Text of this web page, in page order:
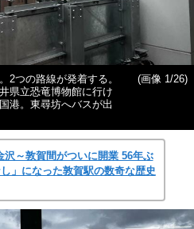
2つの路線が発着する。
県立恐竜博物館に行け
港。東尋坊へバスが出
(画像 1/26)
沢～敦賀間がついに開業 56年ぶ
」になった敦賀駅の数奇な歴史